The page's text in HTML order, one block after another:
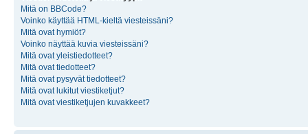
Mitä on BBCode?
Voinko käyttää HTML-kieltä viesteissäni?
Mitä ovat hymiöt?
Voinko näyttää kuvia viesteissäni?
Mitä ovat yleistiedotteet?
Mitä ovat tiedotteet?
Mitä ovat pysyvät tiedotteet?
Mitä ovat lukitut viestiketjut?
Mitä ovat viestiketjujen kuvakkeet?